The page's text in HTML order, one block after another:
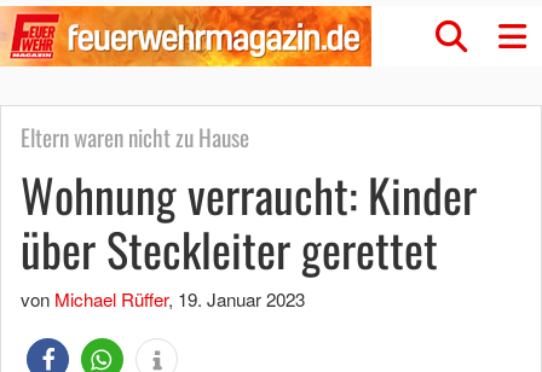
Eltern waren nicht zu Hause
Wohnung verraucht: Kinder
über Steckleiter gerettet
von Michael Rüffer, 19. Januar 2023